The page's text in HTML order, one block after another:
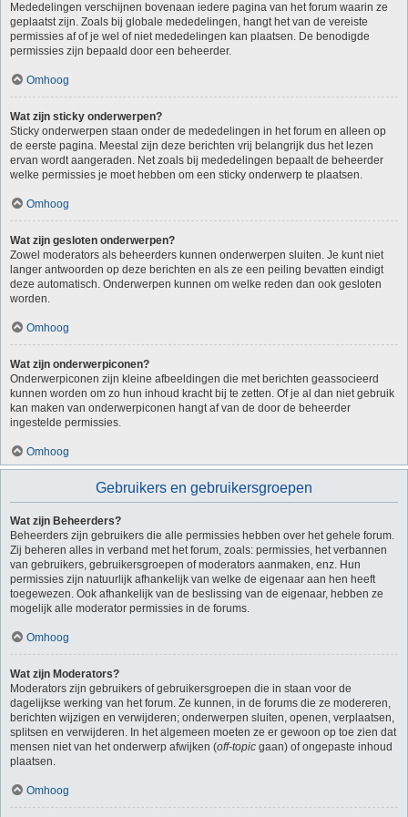
Mededelingen verschijnen bovenaan iedere pagina van het forum waarin ze
geplaatst zijn. Zoals bij globale mededelingen, hangt het van de vereiste
permissies af of je wel of niet mededelingen kan plaatsen. De benodigde
permissies zijn bepaald door een beheerder.
Omhoog
Wat zijn sticky onderwerpen?
Sticky onderwerpen staan onder de mededelingen in het forum en alleen op
de eerste pagina. Meestal zijn deze berichten vrij belangrijk dus het lezen
ervan wordt aangeraden. Net zoals bij mededelingen bepaalt de beheerder
welke permissies je moet hebben om een sticky onderwerp te plaatsen.
Omhoog
Wat zijn gesloten onderwerpen?
Zowel moderators als beheerders kunnen onderwerpen sluiten. Je kunt niet
langer antwoorden op deze berichten en als ze een peiling bevatten eindigt
deze automatisch. Onderwerpen kunnen om welke reden dan ook gesloten
worden.
Omhoog
Wat zijn onderwerpiconen?
Onderwerpiconen zijn kleine afbeeldingen die met berichten geassocieerd
kunnen worden om zo hun inhoud kracht bij te zetten. Of je al dan niet gebruik
kan maken van onderwerpiconen hangt af van de door de beheerder
ingestelde permissies.
Omhoog
Gebruikers en gebruikersgroepen
Wat zijn Beheerders?
Beheerders zijn gebruikers die alle permissies hebben over het gehele forum.
Zij beheren alles in verband met het forum, zoals: permissies, het verbannen
van gebruikers, gebruikersgroepen of moderators aanmaken, enz. Hun
permissies zijn natuurlijk afhankelijk van welke de eigenaar aan hen heeft
toegewezen. Ook afhankelijk van de beslissing van de eigenaar, hebben ze
mogelijk alle moderator permissies in de forums.
Omhoog
Wat zijn Moderators?
Moderators zijn gebruikers of gebruikersgroepen die in staan voor de
dagelijkse werking van het forum. Ze kunnen, in de forums die ze modereren,
berichten wijzigen en verwijderen; onderwerpen sluiten, openen, verplaatsen,
splitsen en verwijderen. In het algemeen moeten ze er gewoon op toe zien dat
mensen niet van het onderwerp afwijken (off-topic gaan) of ongepaste inhoud
plaatsen.
Omhoog